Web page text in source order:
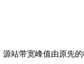
站带宽峰值由原先的